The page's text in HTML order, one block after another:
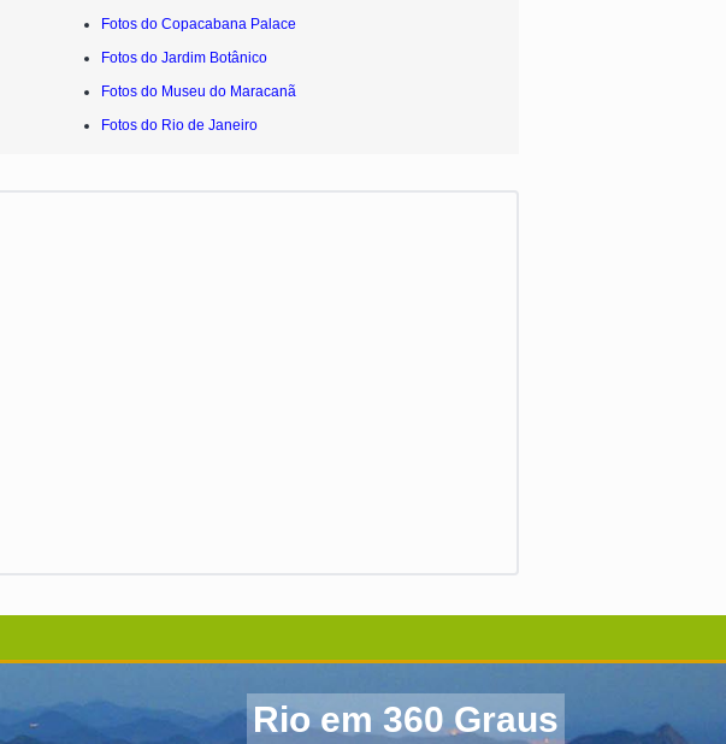
Fotos do Copacabana Palace
Fotos do Jardim Botânico
Fotos do Museu do Maracanã
Fotos do Rio de Janeiro
Rio em 360 Graus